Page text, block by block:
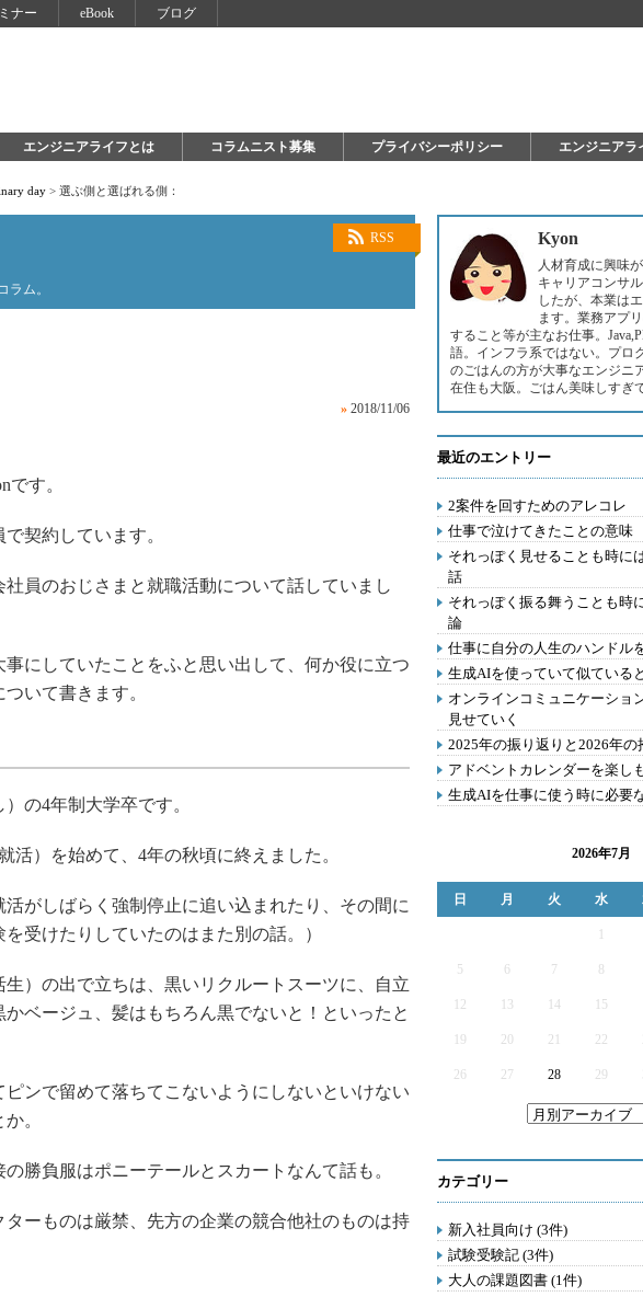
ナー eBook ブログ
エンジニアライフとは コラムニスト募集 プライバシーポリシー エンジニアラ
day > 選ぶ側と選ばれる側：
RSS
ラム。
» 2018/11/06
す。
契約しています。
員のおじさまと就職活動について話していまし
にしていたことをふと思い出して、何か役に立つ
いて書きます。
の4年制大学卒です。
活）を始めて、4年の秋頃に終えました。
活がしばらく強制停止に追い込まれたり、その間に
受けたりしていたのはまた別の話。）
）の出で立ちは、黒いリクルートスーツに、自立
ベージュ、髪はもちろん黒でないと！といったと
ンで留めて落ちてこないようにしないといけない
。
勝負服はポニーテールとスカートなんて話も。
ーものは厳禁、先方の企業の競合他社のものは持
Kyon
人材育成に興味
キャリアコンサ
したが、本業は
ます。業務アプ
すること等が主なお仕事。
語。インフラ系ではない。プロ
のごはんの方が大事なエンジニ
在住も大阪。ごはん美味しすぎ
最近のエントリー
2案件を回すためのアレコレ
仕事で泣けてきたことの意味
それっぽく見せることも時
話
それっぽく振る舞うことも
論
仕事に自分の人生のハンドル
生成AIを使っていて似ている
オンラインコミュニケーショ
見せていく
2025年の振り返りと2026年の
アドベントカレンダーを楽し
生成AIを仕事に使う時に必要
2026年7月
日 月 火 水
5 6 7
12 13 14 15
19 20 21 22
26 27 28 29
カテゴリー
新入社員向け (3件)
試験受験記 (3件)
大人の課題図書 (1件)